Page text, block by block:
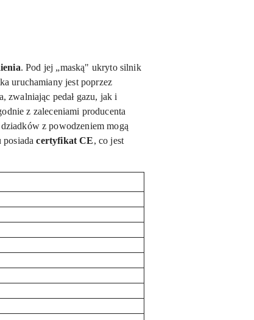
. Pod jej „maską" ukryto silnik
uruchamiany jest poprzez
zwalniając pedał gazu, jak i
z zaleceniami producenta
z powodzeniem mogą
posiada certyfikat CE, co jest